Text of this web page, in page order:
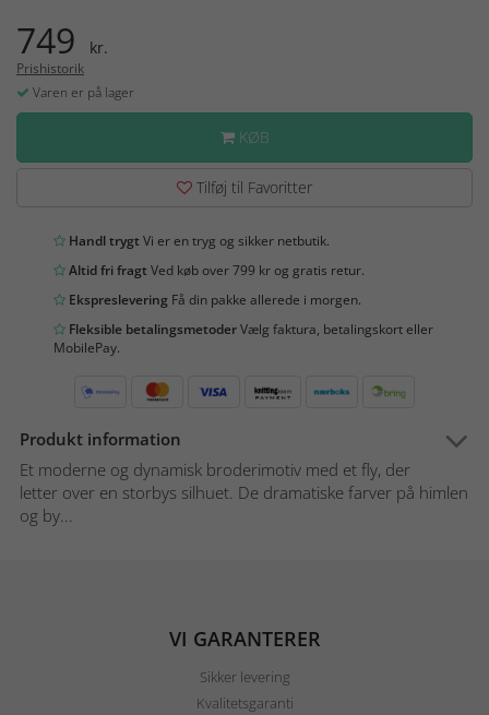
749 kr.
Prishistorik
Varen er på lager
KØB
Tilføj til Favoritter
Handl trygtVi er en tryg og sikker netbutik.
Altid fri fragtVed køb over 799 kr og gratis retur.
Ekspreslevering Få din pakke allerede i morgen.
Fleksible betalingsmetoderVælg faktura, betalingskort eller
MobilePay.
Produkt information
Et moderne og dynamisk broderimotiv med et fly, der
letter over en storbys silhuet. De dramatiske farver på himlen
og by...
VI GARANTERER
Sikker levering
Kvalitetsgaranti